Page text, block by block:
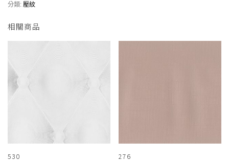
分類: 壓紋
相關商品
530 276